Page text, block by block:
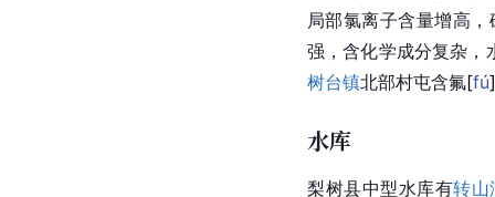
局部氯离子含量增高
强，含化学成分复杂，
树台镇北部村屯含氟[fú]
水库
梨树县中型水库有转山